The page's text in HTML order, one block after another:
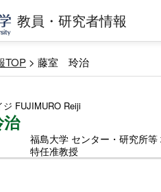
教員・研究者情報
TOP > 藤室 玲治
FUJIMURO Reiji
福島大学 センター・研究所
特任准教授